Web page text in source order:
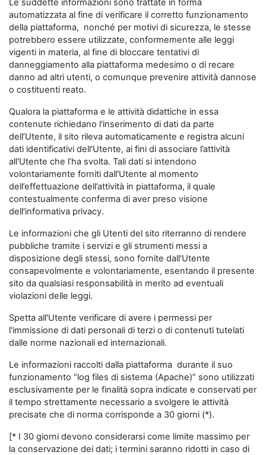
Le suddette informazioni sono trattate in forma
automatizzata al fine di verificare il corretto funzionamento
della piattaforma, nonché per motivi di sicurezza, le stesse
potrebbero essere utilizzate, conformemente alle leggi
vigenti in materia, al fine di bloccare tentativi di
danneggiamento alla piattaforma medesimo o di recare
danno ad altri utenti, o comunque prevenire attività dannose
o costituenti reato.
Qualora la piattaforma e le attività didattiche in essa
contenute richiedano l'inserimento di dati da parte
dell’Utente, il sito rileva automaticamente e registra alcuni
dati identificativi dell'Utente, ai fini di associare l’attività
all'Utente che l’ha svolta. Tali dati si intendono
volontariamente forniti dall'Utente al momento
dell’effettuazione dell’attività in piattaforma, il quale
contestualmente conferma di aver preso visione
dell'informativa privacy.
Le informazioni che gli Utenti del sito riterranno di rendere
pubbliche tramite i servizi e gli strumenti messi a
disposizione degli stessi, sono fornite dall'Utente
consapevolmente e volontariamente, esentando il presente
sito da qualsiasi responsabilità in merito ad eventuali
violazioni delle leggi.
Spetta all'Utente verificare di avere i permessi per
l'immissione di dati personali di terzi o di contenuti tutelati
dalle norme nazionali ed internazionali.
Le informazioni raccolti dalla piattaforma durante il suo
funzionamento “log files di sistema (Apache)” sono utilizzati
esclusivamente per le finalità sopra indicate e conservati per
il tempo strettamente necessario a svolgere le attività
precisate che di norma corrisponde a 30 giorni (*).
[* I 30 giorni devono considerarsi come limite massimo per
la conservazione dei dati; i termini saranno ridotti in caso di